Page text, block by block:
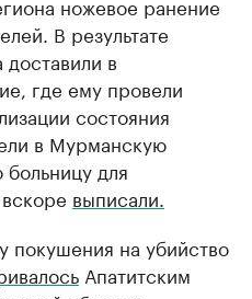
ножевое ранение
В результате
в
где ему провели
состояния
в Мурманскую
для
выписали.
покушения на убийство
Апатитским